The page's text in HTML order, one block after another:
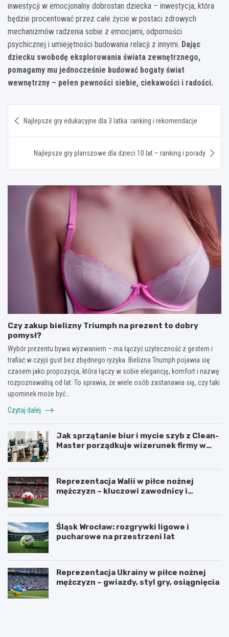
inwestycji w emocjonalny dobrostan dziecka – inwestycja, która
będzie procentować przez całe życie w postaci zdrowych
mechanizmów radzenia sobie z emocjami, odporności
psychicznej i umiejętności budowania relacji z innymi. Dając
dziecku swobodę eksplorowania świata zewnętrznego,
pomagamy mu jednocześnie budować bogaty świat
wewnętrzny – pełen pewności siebie, ciekawości i radości.
wpisu
Najlepsze gry edukacyjne dla 3 latka: ranking i rekomendacje
Najlepsze gry planszowe dla dzieci 10 lat – ranking i porady
Czy zakup bielizny Triumph na prezent to dobry
pomysł?
Wybór prezentu bywa wyzwaniem – ma łączyć użyteczność z gestem i
trafiać w czyjś gust bez zbędnego ryzyka. Bielizna Triumph pojawia się
czasem jako propozycja, która łączy w sobie elegancję, komfort i nazwę
rozpoznawalną od lat. To sprawia, że wiele osób zastanawia się, czy taki
upominek może być…
Czytaj dalej
Jak sprzątanie biur i mycie szyb z Clean-
Master porządkuje wizerunek firmy w
Reprezentacja Walii w piłce nożnej
mężczyzn – kluczowi zawodnicy i
Śląsk Wrocław: rozgrywki ligowe i
pucharowe na przestrzeni lat
Reprezentacja Ukrainy w piłce nożnej
mężczyzn – gwiazdy, styl gry, osiągnięcia
U
Z